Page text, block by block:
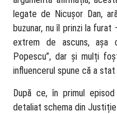
legate de Nicușor Dan,
buzunar, nu îl prinzi la
extrem de ascuns, așa
Popescu”, dar și mulți
influencerul spune că a
După ce, în primul
detaliat schema din